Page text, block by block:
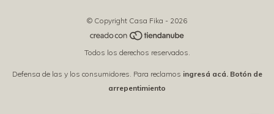
© Copyright Casa Fika - 2026
Todos los derechos reservados.
Defensa de las y los consumidores. Para reclamos ingresá acá. Botón de
arrepentimiento